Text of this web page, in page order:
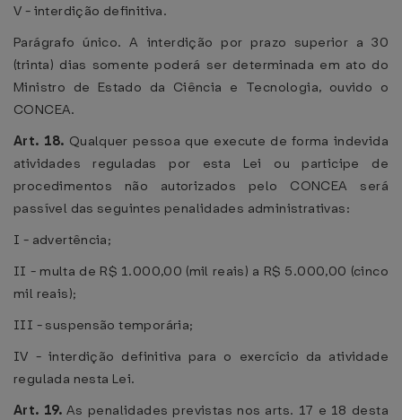
V - interdição definitiva.
Parágrafo único. A interdição por prazo superior a 30
(trinta) dias somente poderá ser determinada em ato do
Ministro de Estado da Ciência e Tecnologia, ouvido o
CONCEA.
Art. 18. Qualquer pessoa que execute de forma indevida
atividades reguladas por esta Lei ou participe de
procedimentos não autorizados pelo CONCEA será
passível das seguintes penalidades administrativas:
I - advertência;
II - multa de R$ 1.000,00 (mil reais) a R$ 5.000,00 (cinco
mil reais);
III - suspensão temporária;
IV - interdição definitiva para o exercício da atividade
regulada nesta Lei.
Art. 19.As penalidades previstas nos arts. 17 e 18 desta